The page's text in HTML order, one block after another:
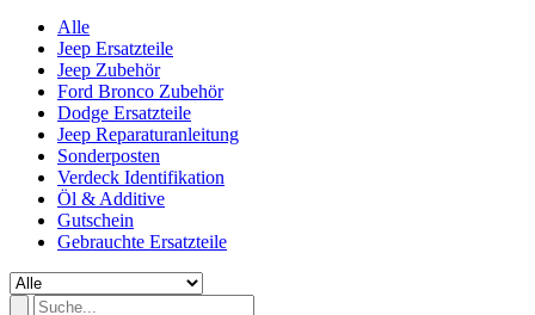
Alle
Jeep Ersatzteile
Jeep Zubehör
Ford Bronco Zubehör
Dodge Ersatzteile
Jeep Reparaturanleitung
Sonderposten
Verdeck Identifikation
Öl & Additive
Gutschein
Gebrauchte Ersatzteile